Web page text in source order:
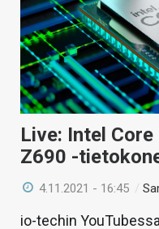
Live: Intel
Z690 -
4.11.2021 - 16:45 /
io-techin